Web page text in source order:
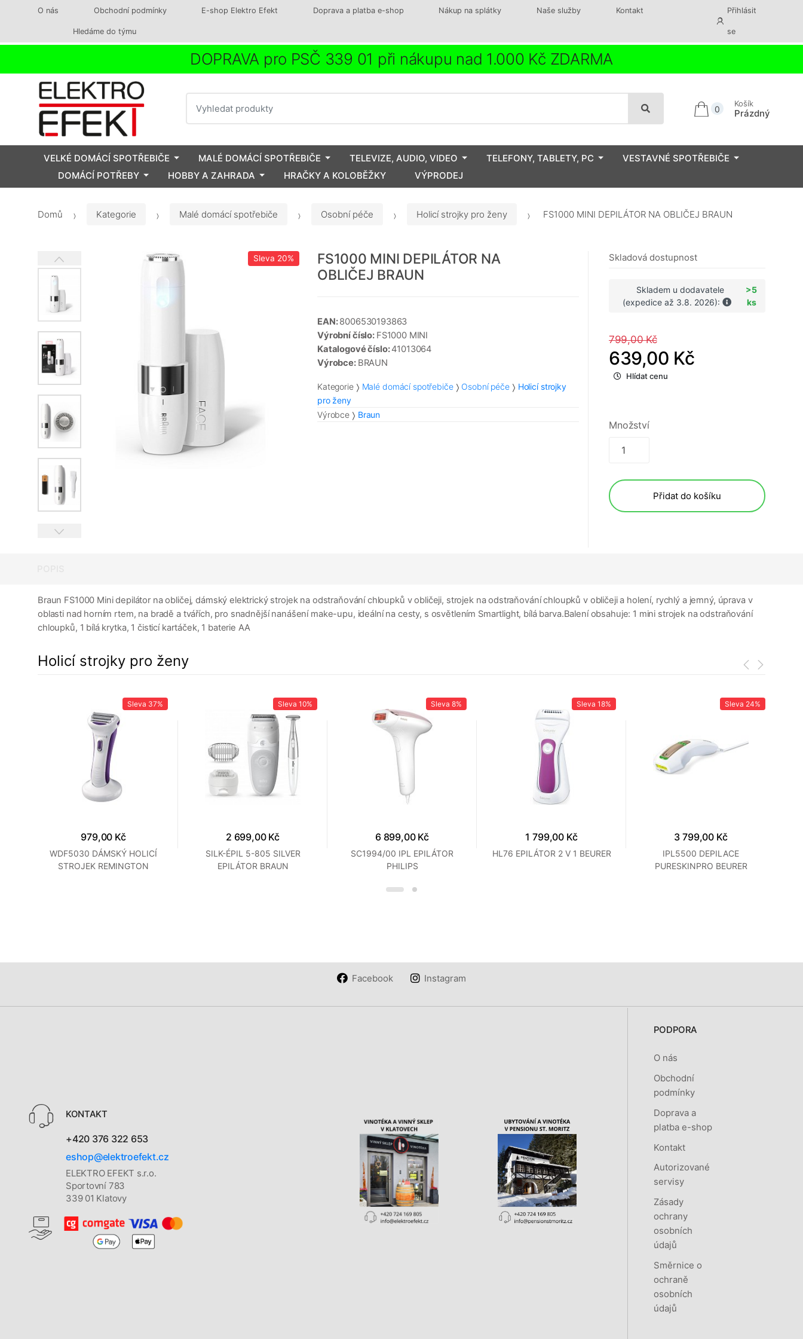
O nás Obchodní podmínky E-shop Elektro Efekt Doprava a platba e-shop Nákup na splátky Naše služby Kontakt
Hledáme do týmu
Přihlásit
se
DOPRAVA pro PSČ 339 01 při nákupu nad 1.000 Kč ZDARMA
0
Košík
Prázdný
VELKÉ DOMÁCÍ SPOTŘEBIČE MALÉ DOMÁCÍ SPOTŘEBIČE TELEVIZE, AUDIO, VIDEO TELEFONY, TABLETY, PC
VESTAVNÉ SPOTŘEBIČE
DOMÁCÍ POTŘEBY
HOBBY A ZAHRADA HRAČKY A KOLOBĚŽKY VÝPRODEJ
Domů Kategorie Malé domácí spotřebiče Osobní péče Holicí strojky pro ženy FS1000 MINI DEPILÁTOR NA OBLIČEJ BRAUN
Sleva 20%
FS1000 MINI DEPILÁTOR NA
OBLIČEJ BRAUN
EAN:8006530193863
Výrobní číslo: FS1000 MINI
Katalogové číslo:41013064
Výrobce: BRAUN
Kategorie Malé domácí spotřebiče Osobní péče
Holicí strojky
pro ženy
Výrobce
Braun
Skladová dostupnost
Skladem u dodavatele
(expedice až 3.8. 2026):
>5
ks
799,00 Kč
639,00 Kč
Hlídat cenu
Množství
Přidat do košíku
Braun FS1000 Mini depilátor na obličej, dámský elektrický strojek na odstraňování chloupků v obličeji, strojek na odstraňování chloupků v obličeji a holení, rychlý a jemný, úprava v
oblasti nad horním rtem, na bradě a tvářích, pro snadnější nanášení make-upu, ideální na cesty, s osvětlením Smartlight, bílá barva.Balení obsahuje: 1 mini strojek na odstraňování
chloupků, 1 bílá krytka, 1 čisticí kartáček, 1 baterie AA
Holicí strojky pro ženy
Sleva 37%
979,00 Kč
WDF5030 DÁMSKÝ HOLICÍ
STROJEK REMINGTON
Sleva 10%
2 699,00 Kč
SILK-ÉPIL 5-805 SILVER
EPILÁTOR BRAUN
Sleva 8%
6 899,00 Kč
SC1994/00 IPL EPILÁTOR
PHILIPS
Sleva 18%
1 799,00 Kč
HL76 EPILÁTOR 2 V 1 BEURER
Sleva 24%
3 799,00 Kč
IPL5500 DEPILACE
PURESKINPRO BEURER
Facebook Instagram
KONTAKT
+420 376 322 653
eshop@elektroefekt.cz
ELEKTRO EFEKT s.r.o.
Sportovní 783
339 01 Klatovy
PODPORA
O nás
Obchodní
podmínky
Doprava a
platba e-shop
Kontakt
Autorizované
servisy
Zásady
ochrany
osobních
údajů
Směrnice o
ochraně
osobních
údajů